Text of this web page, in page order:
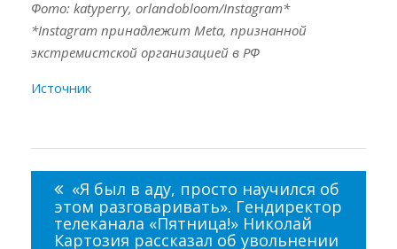
Фото: katyperry, orlandobloom/Instagram*
*Instagram принадлежит Meta, признанной
экстремистской организацией в РФ
Источник
записям
«Я был в аду, просто научился об
этом разговаривать». Гендиректор
телеканала «Пятница!» Николай
Картозия рассказал об увольнении